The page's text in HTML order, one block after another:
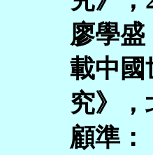
廖學
載中國
究》，
顧準